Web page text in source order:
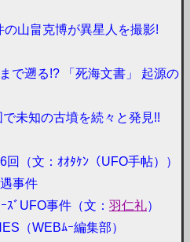
山畠克博が異星人を撮影!
で遡る!? 「死海文書」 起源の
未知の古墳を続々と発見!!
（文：ｵｵﾀｹﾝ（UFO手帖））
事件
ﾞUFO事件（文： 羽仁礼）
（WEBﾑｰ編集部）